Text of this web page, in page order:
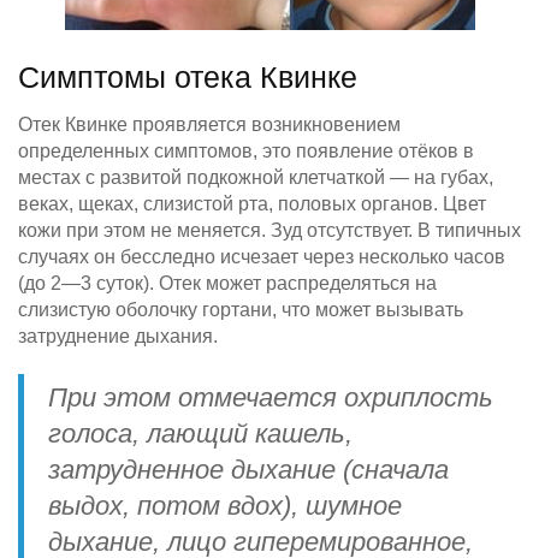
Симптомы отека Квинке
Отек Квинке проявляется возникновением
определенных симптомов, это появление отёков в
местах с развитой подкожной клетчаткой — на губах,
веках, щеках, слизистой рта, половых органов. Цвет
кожи при этом не меняется. Зуд отсутствует. В типичных
случаях он бесследно исчезает через несколько часов
(до 2—3 суток). Отек может распределяться на
слизистую оболочку гортани, что может вызывать
затруднение дыхания.
При этом отмечается охриплость
голоса, лающий кашель,
затрудненное дыхание (сначала
выдох, потом вдох), шумное
дыхание, лицо гиперемированное,